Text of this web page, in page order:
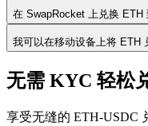
在 SwapRocket 上兑换 ETH
我可以在移动设备上将 ETH
无需 KYC 轻松
享受无缝的 ETH-USDC